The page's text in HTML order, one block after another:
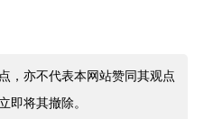
，亦不代表本网站赞同其观点
即将其撤除。